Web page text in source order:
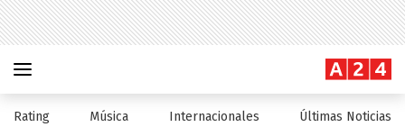
Rating Música Internacionales Últimas Noticias